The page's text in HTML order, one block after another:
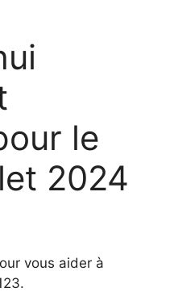
le
2024
vous aider à